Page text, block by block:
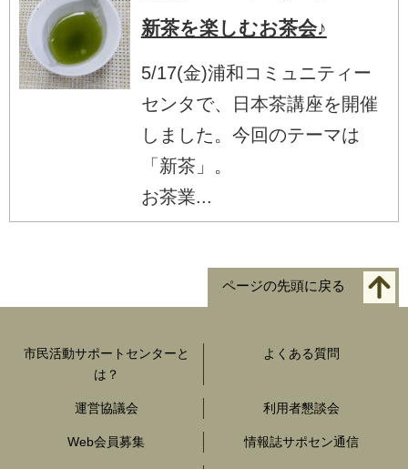
新茶を楽しむお茶会♪
5/17(金)浦和コミュニティー
センタで、日本茶講座を開催
しました。今回のテーマは
「新茶」。
お茶業...
ページの先頭に戻る
市民活動サポートセンターと
は？
よくある質問
運営協議会 利用者懇談会
Web会員募集 情報誌サポセン通信